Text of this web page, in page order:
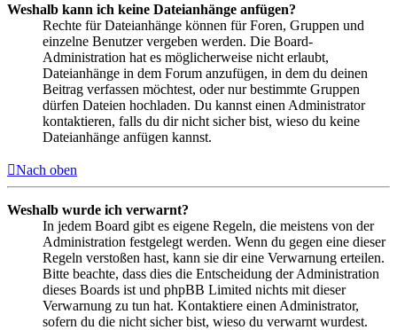
Weshalb kann ich keine Dateianhänge anfügen?
Rechte für Dateianhänge können für Foren, Gruppen und
einzelne Benutzer vergeben werden. Die Board-
Administration hat es möglicherweise nicht erlaubt,
Dateianhänge in dem Forum anzufügen, in dem du deinen
Beitrag verfassen möchtest, oder nur bestimmte Gruppen
dürfen Dateien hochladen. Du kannst einen Administrator
kontaktieren, falls du dir nicht sicher bist, wieso du keine
Dateianhänge anfügen kannst.
Nach oben
Weshalb wurde ich verwarnt?
In jedem Board gibt es eigene Regeln, die meistens von der
Administration festgelegt werden. Wenn du gegen eine dieser
Regeln verstoßen hast, kann sie dir eine Verwarnung erteilen.
Bitte beachte, dass dies die Entscheidung der Administration
dieses Boards ist und phpBB Limited nichts mit dieser
Verwarnung zu tun hat. Kontaktiere einen Administrator,
sofern du die nicht sicher bist, wieso du verwarnt wurdest.